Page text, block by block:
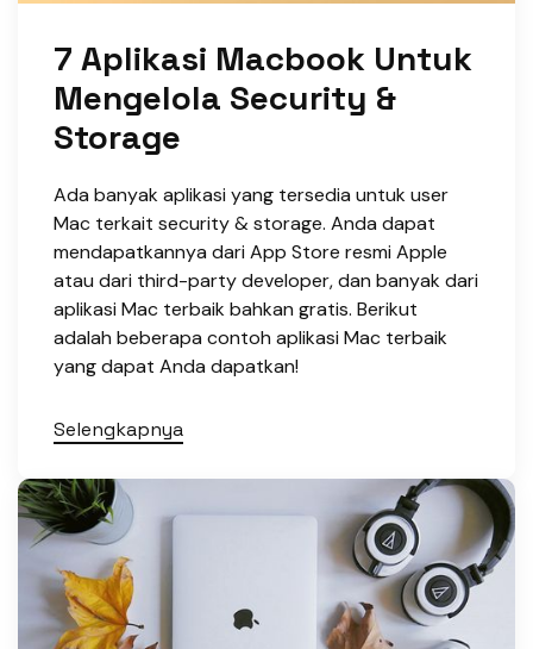
7 Aplikasi Macbook Untuk
Mengelola Security &
Storage
Ada banyak aplikasi yang tersedia untuk user
Mac terkait security & storage. Anda dapat
mendapatkannya dari App Store resmi Apple
atau dari third-party developer, dan banyak dari
aplikasi Mac terbaik bahkan gratis. Berikut
adalah beberapa contoh aplikasi Mac terbaik
yang dapat Anda dapatkan!
Selengkapnya